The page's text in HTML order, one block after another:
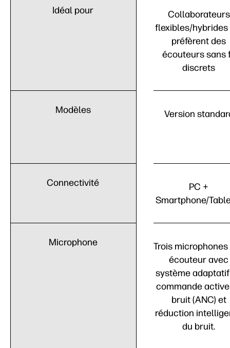
Idéal pour
Modèles
Connectivité
Microphone
Collaborateurs
flexibles/hybrides
préfèrent des
écouteurs sans
discrets
Version
PC +
Smartphone/
Trois
écouteur avec
système
commande
bruit (ANC) et
réduction
du bruit.